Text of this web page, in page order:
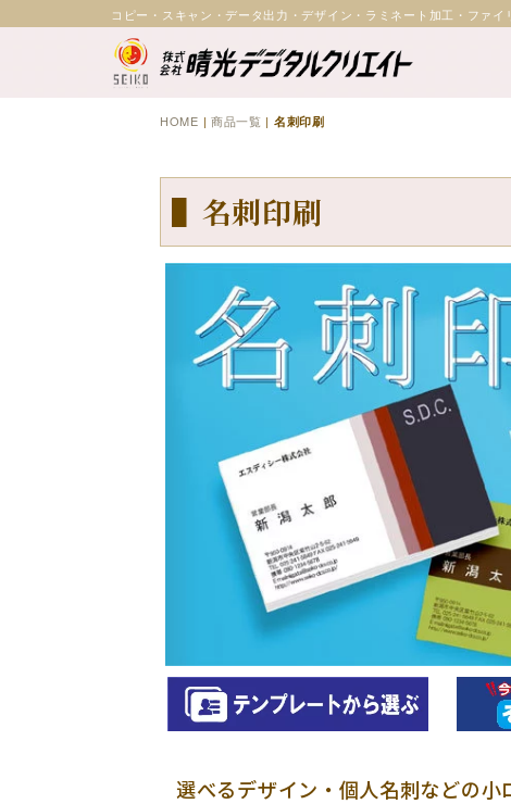
コピー・スキャン・データ出力・デザイン・ラミネート加工・ファイ
HOME | 商品一覧 | 名刺印刷
▌名刺印刷
選べるデザイン・個人名刺などの小